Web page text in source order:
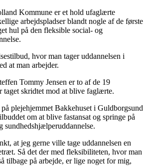
Kommune er et hold ufaglærte
arbejdspladser blandt nogle af de første
hul på den fleksible social- og
hvor man tager uddannelsen i
at man arbejder.
Tommy Jensen er to af de 19
taget skridtet mod at blive faglærte.
plejehjemmet Bakkehuset i Guldborgsund
om at blive fastansat og springe på
sundhedshjælperuddannelse.
at jeg gerne ville tage uddannelsen en
Så det der med fleksibiliteten, hvor man
tilbage på arbejde, er lige noget for mig,